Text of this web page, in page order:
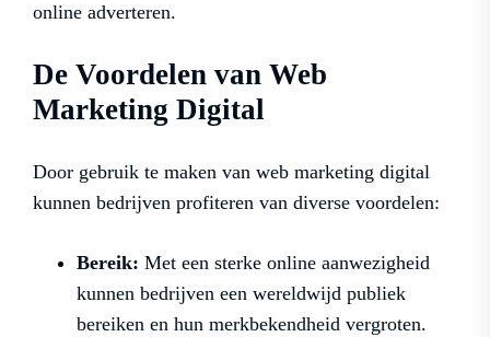
online adverteren.
De Voordelen van Web
Marketing Digital
Door gebruik te maken van web marketing digital
kunnen bedrijven profiteren van diverse voordelen:
Bereik: Met een sterke online aanwezigheid
kunnen bedrijven een wereldwijd publiek
bereiken en hun merkbekendheid vergroten.